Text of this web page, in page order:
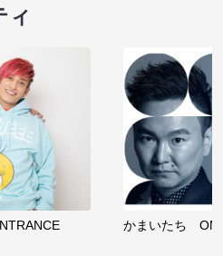
ィ
かまいたち